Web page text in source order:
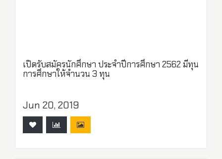
เปิดรับสมัครนักศึกษา ประจำปีการศึกษา 2562 มีทุน
การศึกษาให้จำนวน 3 ทุน
Jun 20, 2019